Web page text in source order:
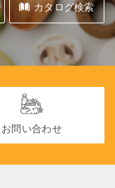
カタログ検索
お問い合わせ